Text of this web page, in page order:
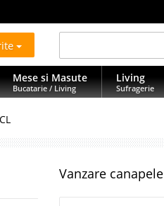
Mese si Masute
Bucatarie / Living
Living
Sufragerie
Vanzare canapele